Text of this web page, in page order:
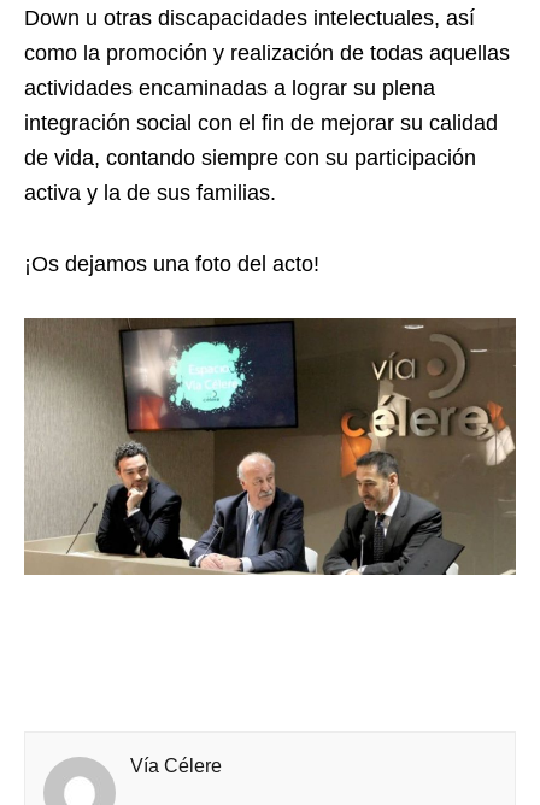
Down u otras discapacidades intelectuales, así
como la promoción y realización de todas aquellas
actividades encaminadas a lograr su plena
integración social con el fin de mejorar su calidad
de vida, contando siempre con su participación
activa y la de sus familias.
¡Os dejamos una foto del acto!
Vía Célere